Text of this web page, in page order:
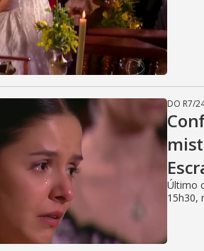
DO R7/
Último
15h30,